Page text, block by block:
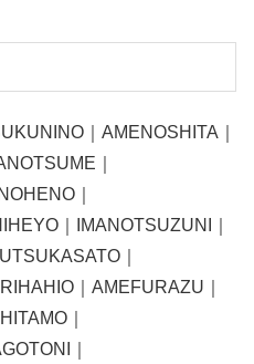
｜AMENOSHITA｜
｜
｜
｜IMANOTSUZUNI｜
｜
｜AMEFURAZU｜
｜
｜